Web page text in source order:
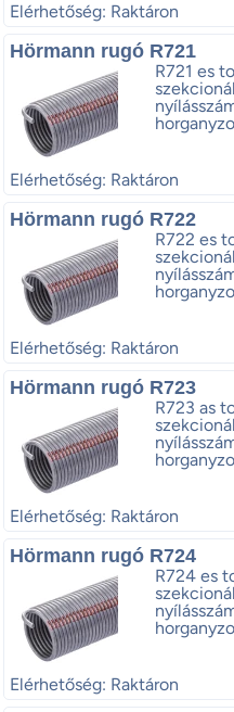
Elérhetőség: Raktáron
Hörmann rugó R721
R721 es
Elérhetőség: Raktáron
Hörmann rugó R722
R722 es
Elérhetőség: Raktáron
Hörmann rugó R723
R723 as
Elérhetőség: Raktáron
Hörmann rugó R724
R724 es
Elérhetőség: Raktáron